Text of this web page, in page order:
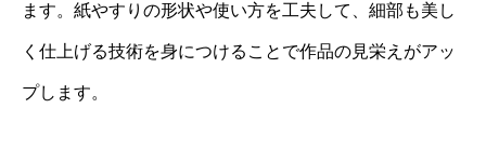
ます。紙やすりの形状や使い方を工夫して、細部も美し
く仕上げる技術を身につけることで作品の見栄えがアッ
プします。